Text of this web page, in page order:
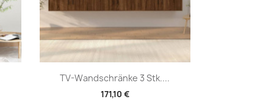
TV-Wandschränke 3 Stk....
171,10 €
Vorschau